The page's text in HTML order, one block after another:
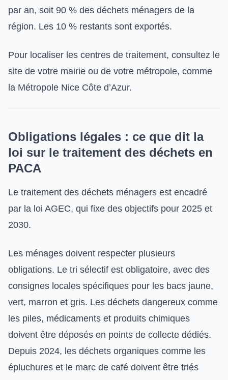
par an, soit 90 % des déchets ménagers de la
région. Les 10 % restants sont exportés.
Pour localiser les centres de traitement, consultez le
site de votre mairie ou de votre métropole, comme
la Métropole Nice Côte d’Azur.
Obligations légales : ce que dit la
loi sur le traitement des déchets en
PACA
Le traitement des déchets ménagers est encadré
par la loi AGEC, qui fixe des objectifs pour 2025 et
2030.
Les ménages doivent respecter plusieurs
obligations. Le tri sélectif est obligatoire, avec des
consignes locales spécifiques pour les bacs jaune,
vert, marron et gris. Les déchets dangereux comme
les piles, médicaments et produits chimiques
doivent être déposés en points de collecte dédiés.
Depuis 2024, les déchets organiques comme les
épluchures et le marc de café doivent être triés